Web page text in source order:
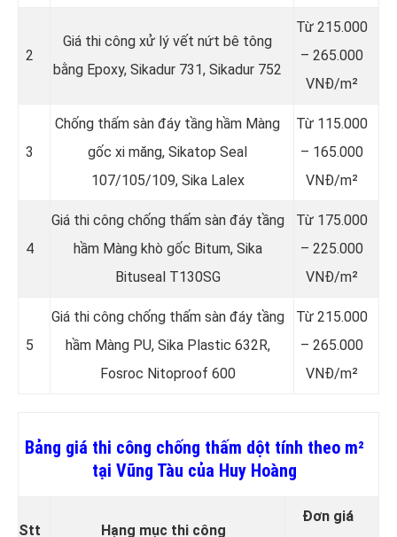
2
Giá thi công xử lý vết nứt bê tông
bằng Epoxy, Sikadur 731, Sikadur 752
Từ 215.000
– 265.000
VNĐ/m²
3
Chống thấm sàn đáy tầng hầm Màng
gốc xi măng, Sikatop Seal
107/105/109, Sika Lalex
Từ 115.000
– 165.000
VNĐ/m²
4
Giá thi công chống thấm sàn đáy tầng
hầm Màng khò gốc Bitum, Sika
Bituseal T130SG
Từ 175.000
– 225.000
VNĐ/m²
5
Giá thi công chống thấm sàn đáy tầng
hầm Màng PU, Sika Plastic 632R,
Fosroc Nitoproof 600
Từ 215.000
– 265.000
VNĐ/m²
Bảng giá thi công chống thấm dột tính theo m²
tại Vũng Tàu của Huy Hoàng
Stt Hạng mục thi công
Đơn giá